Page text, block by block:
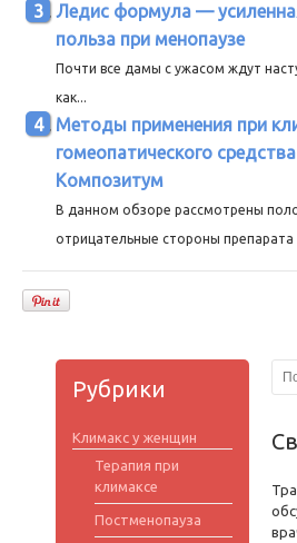
Ледис формула —
польза при менопаузе
Почти все дамы с ужасом ждут
как...
Методы применения при
гомеопатического
Композитум
В данном обзоре рассмотрены
отрицательные стороны препарата
Рубрики
Климакс у женщин
Терапия при
климаксе
Постменопауза